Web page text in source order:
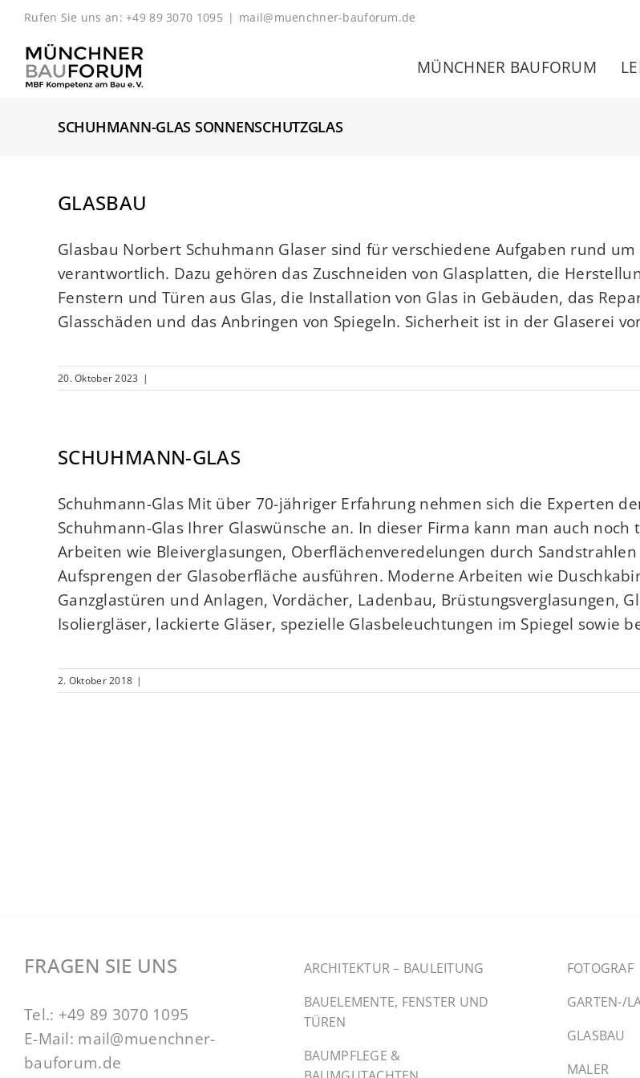
Zum
springen
Rufen Sie uns an: +49 89 3070 1095 | mail@muenchner-bauforum.de
MÜNCHNER BAUFORUM
SCHUHMANN-GLAS SONNENSCHUTZGLAS
GLASBAU
Glasbau Norbert Schuhmann Glaser sind für verschiedene Aufgaben rund um
verantwortlich. Dazu gehören das Zuschneiden von Glasplatten, die
Fenstern und Türen aus Glas, die Installation von Glas in Gebäuden, das
Glasschäden und das Anbringen von Spiegeln. Sicherheit ist in der Glaserei
20. Oktober 2023 |
SCHUHMANN-GLAS
Schuhmann-Glas Mit über 70-jähriger Erfahrung nehmen sich die Experten
Schuhmann-Glas Ihrer Glaswünsche an. In dieser Firma kann man auch
Arbeiten wie Bleiverglasungen, Oberflächenveredelungen durch
Aufsprengen der Glasoberfläche ausführen. Moderne Arbeiten wie
Ganzglastüren und Anlagen, Vordächer, Ladenbau, Brüstungsverglasungen,
Isoliergläser, lackierte Gläser, spezielle Glasbeleuchtungen im Spiegel sowie
2. Oktober 2018 |
FRAGEN SIE UNS
Tel.: +49 89 3070 1095
E-Mail: mail@muenchner-
bauforum.de
ARCHITEKTUR – BAULEITUNG
BAUELEMENTE, FENSTER UND
TÜREN
BAUMPFLEGE &
FOTOGRAF
GARTEN-/
GLASBAU
MALER